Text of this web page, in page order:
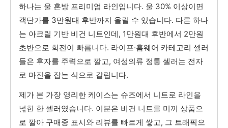
하나는 울 혼방 프리미엄 라인입니다. 울 30% 이상이면
객단가를 3만원대 후반까지 올릴 수 있습니다. 다른 하나
는 아크릴 기반 비건 니트인데, 1만원대 후반에서 2만원
초반으로 회전이 빠릅니다. 라이프·홈웨어 카테고리 셀러
들은 후자를 주력으로 깔고, 여성의류 정통 셀러는 전자
로 마진을 잡는 식으로 갈립니다.
제가 본 가장 영리한 케이스는 슈즈에서 니트로 라인을
넓힌 한 셀러였습니다. 이분은 비건 니트를 미끼 상품으
로 깔아 구매중 표시와 리뷰를 빠르게 쌓고, 그 트래픽으